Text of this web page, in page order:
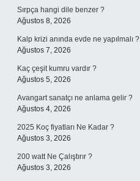
Sırpça hangi dile benzer ?
Ağustos 8, 2026
Kalp krizi anında evde ne yapılmalı ?
Ağustos 7, 2026
Kaç çeşit kumru vardır ?
Ağustos 5, 2026
Avangart sanatçı ne anlama gelir ?
Ağustos 4, 2026
2025 Koç fiyatları Ne Kadar ?
Ağustos 3, 2026
200 watt Ne Çalıştırır ?
Ağustos 3, 2026